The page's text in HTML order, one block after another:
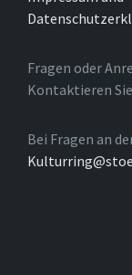
Fragen oder
Kontaktieren
Bei Fragen an